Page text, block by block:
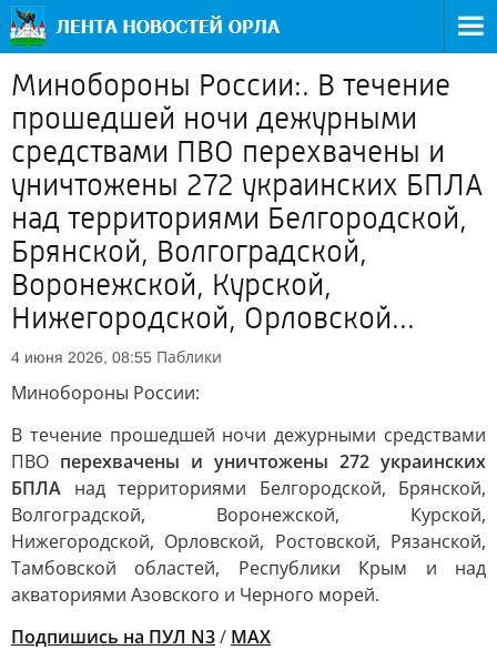
Минобороны России:. В течение
прошедшей ночи дежурными
средствами ПВО перехвачены и
уничтожены 272 украинских БПЛА
над территориями Белгородской,
Брянской, Волгоградской,
Воронежской, Курской,
Нижегородской, Орловской...
4 июня 2026, 08:55 Паблики
Минобороны России:
В течение прошедшей ночи дежурными средствами
ПВО перехвачены и уничтожены 272 украинских
БПЛА над территориями Белгородской, Брянской,
Волгоградской, Воронежской, Курской,
Нижегородской, Орловской, Ростовской, Рязанской,
Тамбовской областей, Республики Крым и над
акваториями Азовского и Черного морей.
Подпишись на ПУЛ N3/ MAX